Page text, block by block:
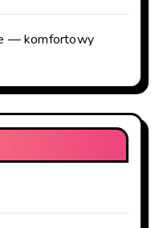
— komfortowy